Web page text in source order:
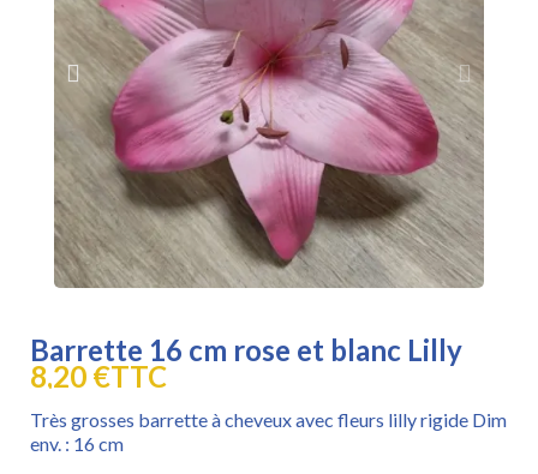
Barrette 16 cm rose et blanc Lilly
8,20 €TTC
Très grosses barrette à cheveux avec fleurs lilly rigide Dim
env. : 16 cm